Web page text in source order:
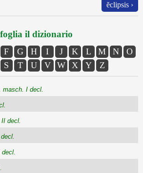
ĕclipsis ›
il dizionario
F G H I J K L M N
O
S T U V W X Y Z
masch. I decl.
decl.